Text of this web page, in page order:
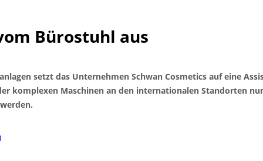
Bürostuhl aus
setzt das Unternehmen Schwan Cosmetics auf eine
komplexen Maschinen an den internationalen Standorten